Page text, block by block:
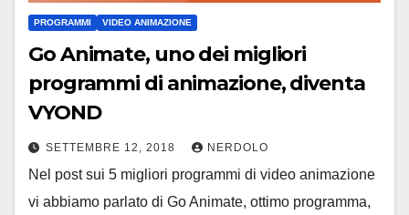
PROGRAMMI VIDEO ANIMAZIONE
Go Animate, uno dei migliori
programmi di animazione, diventa
VYOND
SETTEMBRE 12, 2018 NERDOLO
Nel post sui 5 migliori programmi di video animazione
vi abbiamo parlato di Go Animate, ottimo programma,